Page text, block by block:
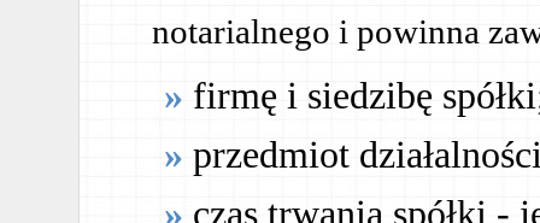
notarialnego i powinna
firmę i siedzibę
przedmiot
czas trwania spółki -